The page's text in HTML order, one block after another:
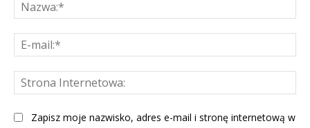
Zapisz moje nazwisko, adres e-mail i stronę internetową w